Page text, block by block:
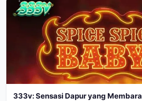
333v: Sensasi Dapur yang Membara